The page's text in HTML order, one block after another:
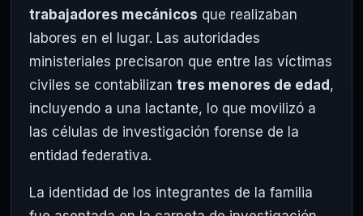
trabajadores mecánicos que realizaban
labores en el lugar. Las autoridades
ministeriales precisaron que entre las víctimas
civiles se contabilizan tres menores de edad,
incluyendo a una lactante, lo que movilizó a
las células de investigación forense de la
entidad federativa.
La identidad de los integrantes de la familia